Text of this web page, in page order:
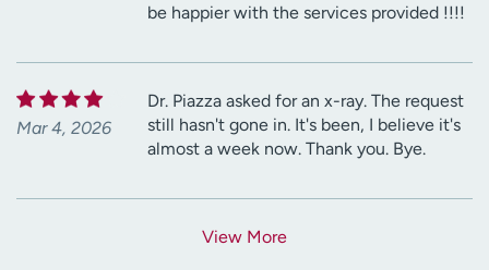
be happier with the services provided !!!!
Mar 4, 2026
Dr. Piazza asked for an x-ray. The request
still hasn't gone in. It's been, I believe it's
almost a week now. Thank you. Bye.
View More